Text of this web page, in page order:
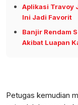
Aplikasi Travoy
Ini Jadi Favorit
Banjir Rendam
Akibat Luapan
Petugas kemudian